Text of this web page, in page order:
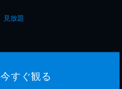
見放題
今すぐ観る